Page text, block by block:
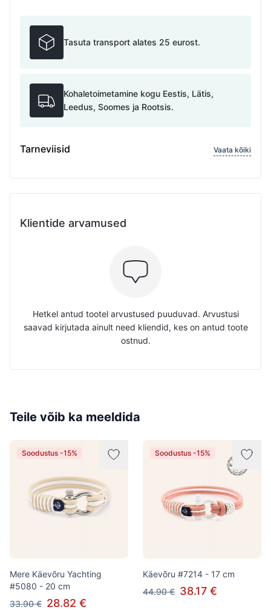
Tasuta transport alates 25 eurost.
Kohaletoimetamine kogu Eestis, Lätis,
Leedus, Soomes ja Rootsis.
Tarneviisid Vaata kõiki
Klientide arvamused
Hetkel antud tootel arvustused puuduvad. Arvustusi
saavad kirjutada ainult need kliendid, kes on antud toote
ostnud.
Teile võib ka meeldida
Soodustus -15%
Mere Käevõru Yachting
#5080 - 20 cm
33.90 € 28.82 €
Soodustus -15%
Käevõru #7214 - 17 cm
44.90 € 38.17 €